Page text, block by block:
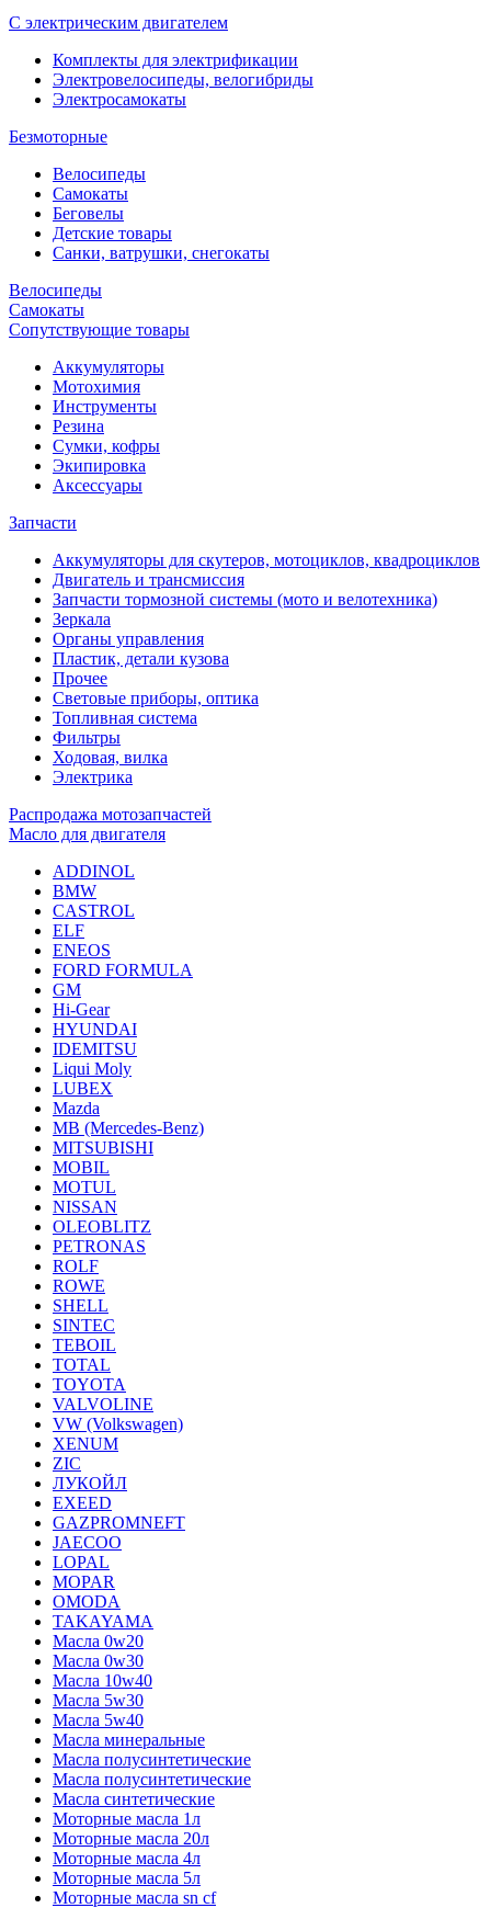
С электрическим двигателем
Комплекты для электрификации
Электровелосипеды, велогибриды
Электросамокаты
Безмоторные
Велосипеды
Самокаты
Беговелы
Детские товары
Санки, ватрушки, снегокаты
Велосипеды
Самокаты
Сопутствующие товары
Аккумуляторы
Мотохимия
Инструменты
Резина
Сумки, кофры
Экипировка
Аксессуары
Запчасти
Аккумуляторы для скутеров, мотоциклов, квадроциклов
Двигатель и трансмиссия
Запчасти тормозной системы (мото и велотехника)
Зеркала
Органы управления
Пластик, детали кузова
Прочее
Световые приборы, оптика
Топливная система
Фильтры
Ходовая, вилка
Электрика
Распродажа мотозапчастей
Масло для двигателя
ADDINOL
BMW
CASTROL
ELF
ENEOS
FORD FORMULA
GM
Hi-Gear
HYUNDAI
IDEMITSU
Liqui Moly
LUBEX
Mazda
MB (Mercedes-Вenz)
MITSUBISHI
MOBIL
MOTUL
NISSAN
OLEOBLITZ
PETRONAS
ROLF
ROWE
SHELL
SINTEC
TEBOIL
TOTAL
TOYOTA
VALVOLINE
VW (Volkswagen)
XENUM
ZIC
ЛУКОЙЛ
EXEED
GAZPROMNEFT
JAECOO
LOPAL
MOPAR
OMODA
TAKAYAMA
Масла 0w20
Масла 0w30
Масла 10w40
Масла 5w30
Масла 5w40
Масла минеральные
Масла полусинтетические
Масла полусинтетические
Масла синтетические
Моторные масла 1л
Моторные масла 20л
Моторные масла 4л
Моторные масла 5л
Моторные масла sn cf